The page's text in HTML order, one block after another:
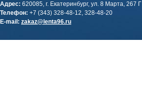
Адрес: 620085, г. Екатеринбург, ул. 8 Марта, 267 Г
Телефон: +7 (343) 328-48-12, 328-48-20
E-mail: zakaz@lenta96.ru